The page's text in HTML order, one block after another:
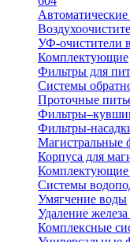
Автоматические
УФ-очистители
Комплектующие
Фильтры для
Системы
Проточные
Фильтры-
Магистральные
Корпуса для
Комплектующие
Системы
Умягчение воды
Удаление
Комплексные